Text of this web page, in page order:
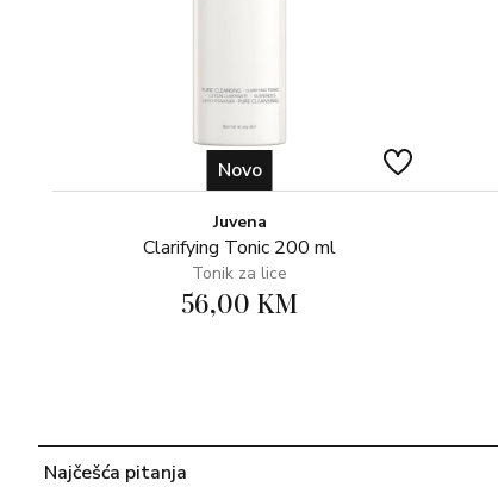
Novo
Juvena
Clarifying Tonic 200 ml
Tonik za lice
56,00 KM
Najčešća pitanja